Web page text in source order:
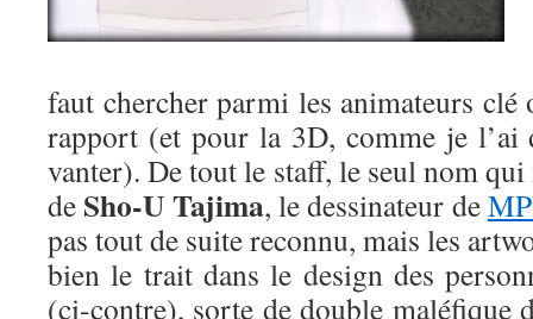
faut chercher parmi les animateurs
rapport (et pour la 3D, comme je l’ai
vanter). De tout le staff, le seul nom
de Sho-U Tajima, le dessinateur de
pas tout de suite reconnu, mais les
bien le trait dans le design des
(ci-contre), sorte de double maléfique